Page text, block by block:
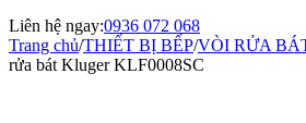
Liên hệ ngay:0936 072 068
Trang chủ/THIẾT BỊ BẾP/VÒI RỬA
rửa bát Kluger KLF0008SC